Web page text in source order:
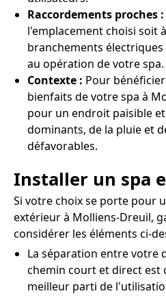
Raccordements proches :
l'emplacement choisi soit
branchements électriques
au opération de votre spa.
Contexte : Pour
bienfaits de votre spa à
pour un endroit paisible
dominants, de la pluie et
défavorables.
Installer un spa
Si votre choix se porte pour
extérieur à Molliens-Dreuil,
considérer les éléments ci-
La séparation entre votre
chemin court et direct est
meilleur parti de